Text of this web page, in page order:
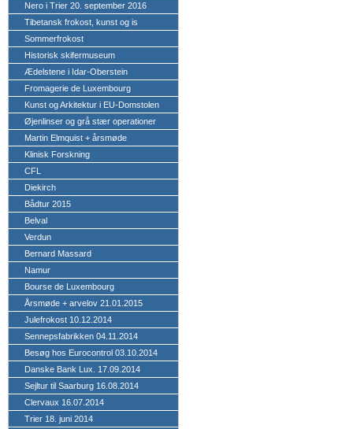
Nero i Trier 20. september 2016
Tibetansk frokost, kunst og is
Sommerfrokost
Historisk skifermuseum
Ædelstene i Idar-Oberstein
Fromagerie de Luxembourg
Kunst og Arkitektur i EU-Domstolen
Øjenlinser og grå stær operationer
Martin Elmquist + årsmøde
Klinisk Forskning
CFL
Diekirch
Bådtur 2015
Belval
Verdun
Bernard Massard
Namur
Bourse de Luxembourg
Årsmøde + arvelov 21.01.2015
Julefrokost 10.12.2014
Sennepsfabrikken 04.11.2014
Besøg hos Eurocontrol 03.10.2014
Danske Bank Lux. 17.09.2014
Sejltur til Saarburg 16.08.2014
Clervaux 16.07.2014
Trier 18. juni 2014